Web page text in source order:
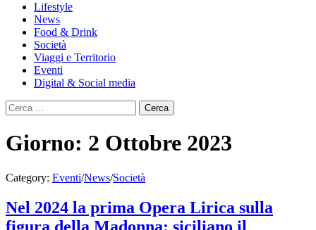
Menu
Lifestyle
News
Food & Drink
Società
Viaggi e Territorio
Eventi
Digital & Social media
Ricerca
per:
Giorno: 2 Ottobre 2023
Category: Eventi/News/Società
Nel 2024 la prima Opera Lirica sulla
figura della Madonna: siciliano il